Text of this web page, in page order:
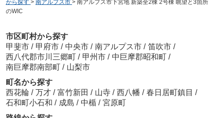
から探す > 南アルプス市 > 南アルプス市下宮地 新築全2棟 2号棟 眺望と3箇所
のWIC
市区町村から探す
甲斐市 / 甲府市 / 中央市 / 南アルプス市 / 笛吹市 /
西八代郡市川三郷町 / 甲州市 / 中巨摩郡昭和町 /
南巨摩郡南部町 / 山梨市
町名から探す
西花輪 / 万才 / 富竹新田 / 山寺 / 西八幡 / 春日居町鎮目 /
石和町小石和 / 成島 / 中楯 / 宮原町